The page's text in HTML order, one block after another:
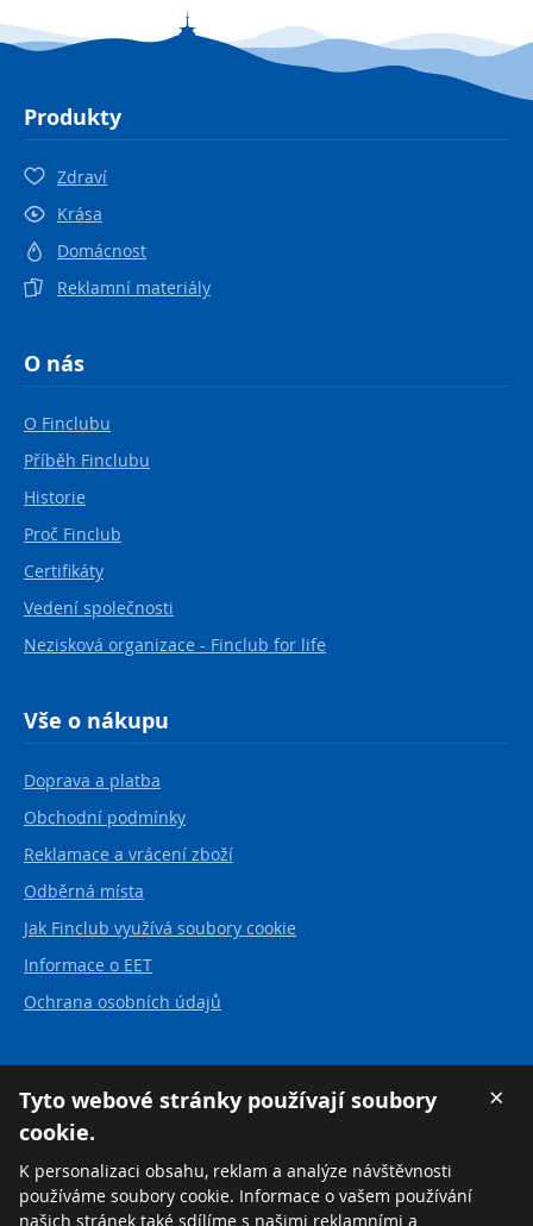
Produkty
Zdraví
Krása
Domácnost
Reklamní materiály
O nás
O Finclubu
Příběh Finclubu
Historie
Proč Finclub
Certifikáty
Vedení společnosti
Nezisková organizace - Finclub for life
Vše o nákupu
Doprava a platba
Obchodní podmínky
Reklamace a vrácení zboží
Odběrná místa
Jak Finclub využívá soubory cookie
Informace o EET
Ochrana osobních údajů
FINCLUB plus, a.s.
Karvinská 21
737 01 Český Těšín
Česká republika
×
Tyto webové stránky používají soubory
cookie.
K personalizaci obsahu, reklam a analýze návštěvnosti
používáme soubory cookie. Informace o vašem používání
našich stránek také sdílíme s našimi reklamními a